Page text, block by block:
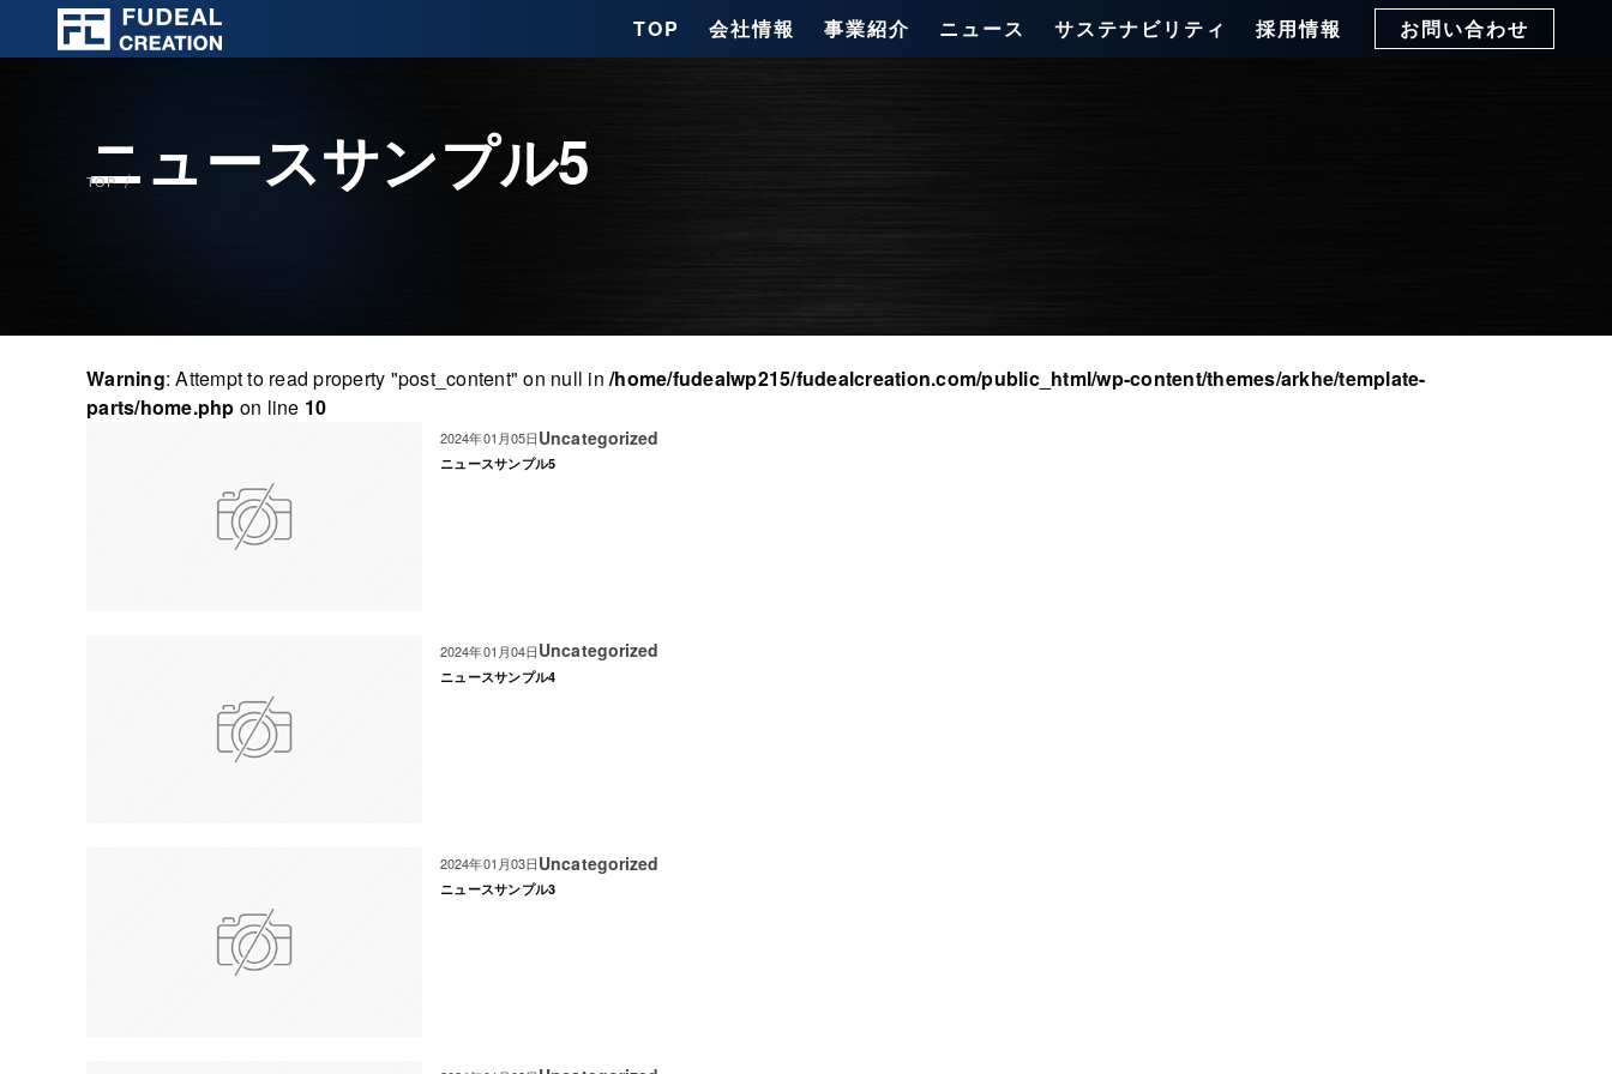
TOP 会社情報 事業紹介 ニュース サステナビリティ 採用情報 お問い合わせ
ニュースサンプル5
TOP
Warning: Attempt to read property "post_content" on null in /home/fudealwp215/fudealcreation.com/public_html/wp-content/themes/arkhe/template-
parts/home.php on line 10
ニュースサンプル5
2024年01月05日Uncategorized
ニュースサンプル4
2024年01月04日Uncategorized
ニュースサンプル3
2024年01月03日Uncategorized